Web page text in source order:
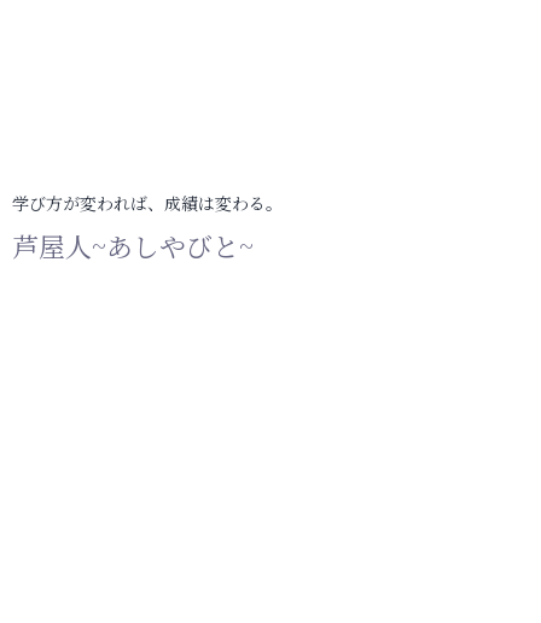
学び方が変われば、成績は変わる。
芦屋人~あしやびと~